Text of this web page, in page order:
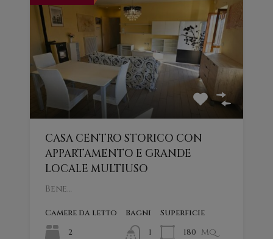
CASA CENTRO STORICO CON
APPARTAMENTO E GRANDE
LOCALE MULTIUSO
Bene…
Camere da letto
2
Bagni
1
Superficie
180 mq